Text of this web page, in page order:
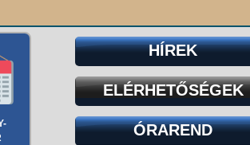
HÍREK
ELÉRHETŐSÉGEK
ÓRAREND